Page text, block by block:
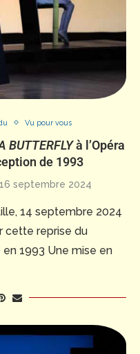
Vu pour vous
BUTTERFLYà l’Opéra
de 1993
16 septembre 2024
14 septembre 2024
cette reprise du
1993 Une mise en